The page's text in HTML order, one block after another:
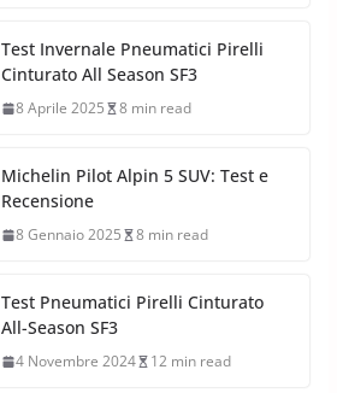
Test Invernale Pneumatici Pirelli
Cinturato All Season SF3
8 Aprile 2025 8 min read
Michelin Pilot Alpin 5 SUV: Test e
Recensione
8 Gennaio 2025 8 min read
Test Pneumatici Pirelli Cinturato
All-Season SF3
4 Novembre 2024 12 min read